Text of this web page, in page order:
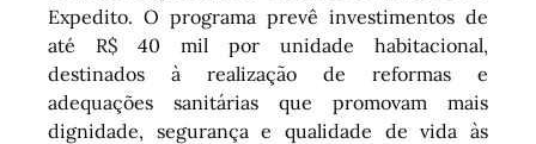
Expedito. O programa prevê investimentos de
até R$ 40 mil por unidade habitacional,
destinados à realização de reformas e
adequações sanitárias que promovam mais
dignidade, segurança e qualidade de vida às